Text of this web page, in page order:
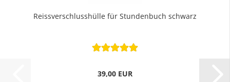
Reissverschlusshülle für Stundenbuch schwarz
39,00 EUR